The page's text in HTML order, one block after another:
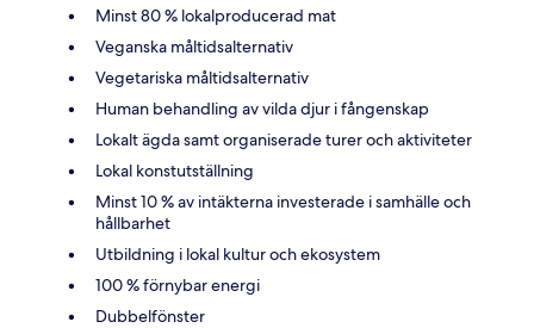
Minst 80 % lokalproducerad mat
Veganska måltidsalternativ
Vegetariska måltidsalternativ
Human behandling av vilda djur i fångenskap
Lokalt ägda samt organiserade turer och aktiviteter
Lokal konstutställning
Minst 10 % av intäkterna investerade i samhälle och
hållbarhet
Utbildning i lokal kultur och ekosystem
100 % förnybar energi
Dubbelfönster